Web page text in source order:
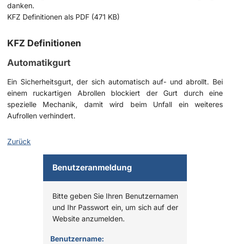
danken.
KFZ Definitionen als PDF (471 KB)
KFZ Definitionen
Automatikgurt
Ein Sicherheitsgurt, der sich automatisch auf- und abrollt. Bei
einem ruckartigen Abrollen blockiert der Gurt durch eine
spezielle Mechanik, damit wird beim Unfall ein weiteres
Aufrollen verhindert.
Zurück
Benutzeranmeldung
Bitte geben Sie Ihren Benutzernamen
und Ihr Passwort ein, um sich auf der
Website anzumelden.
Anmelden
Benutzername: